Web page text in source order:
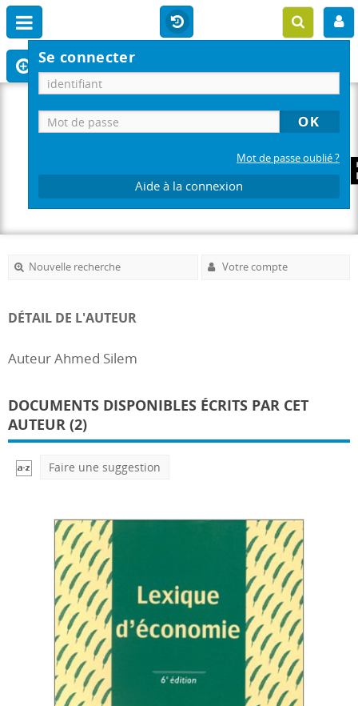
Se connecter
Mot de passe oublié ?
Aide à la connexion
Nouvelle recherche Votre compte
DÉTAIL DE L'AUTEUR
Auteur Ahmed Silem
DOCUMENTS DISPONIBLES ÉCRITS PAR CET
AUTEUR (2)
Faire une suggestion